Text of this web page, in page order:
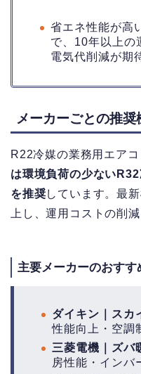
省エネ性能が高
で、10年以上の
電気代削減が期
メーカーごとの推奨
R22冷媒の業務用エア
は環境負荷の少ない
を推奨しています。最
上し、運用コストの削
主要メーカーのおすす
ダイキン｜スカ
性能向上・空調
三菱電機｜ズバ
房性能・インバ